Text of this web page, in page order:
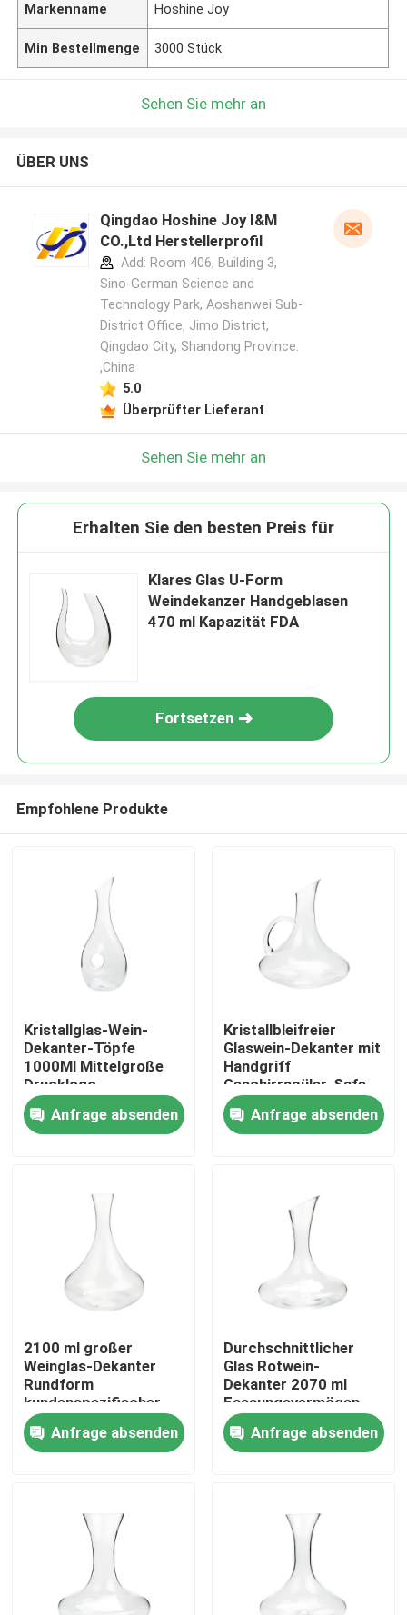
Zu Hause
Über uns
Werksbesichtigung
Kontakt mit uns
Bitte um ein Angebot
Glas-Votivkerzenhalter
Glasdiffusor-Flaschen
Markenname Hoshine Joy
Min Bestellmenge 3000 Stück
Sehen Sie mehr an
ÜBER UNS
Qingdao Hoshine Joy I&M
CO.,Ltd Herstellerprofil
Add: Room 406, Building 3,
Sino-German Science and
Technology Park, Aoshanwei Sub-
District Office, Jimo District,
Qingdao City, Shandong Province.
,China
5.0
Überprüfter Lieferant
Sehen Sie mehr an
Erhalten Sie den besten Preis für
Klares Glas U-Form
Weindekanzer Handgeblasen
470 ml Kapazität FDA
Fortsetzen
Empfohlene Produkte
Kristallglas-Wein-
Dekanter-Töpfe
1000Ml Mittelgroße
Drucklogo
Anfrage absenden
Kristallbleifreier
Glaswein-Dekanter mit
Handgriff
Geschirrspüler-Safe
Anfrage absenden
2100 ml großer
Weinglas-Dekanter
Rundform
kundenspezifischer
Weindekanter
Anfrage absenden
Durchschnittlicher
Glas Rotwein-
Dekanter 2070 ml
Fassungsvermögen
Glasweinkaraffe
Anfrage absenden